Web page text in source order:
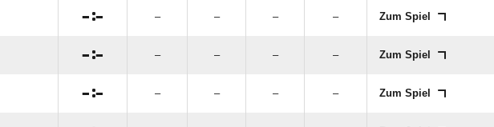
: – – – – Zum Spiel
: – – – – Zum Spiel
: – – – – Zum Spiel